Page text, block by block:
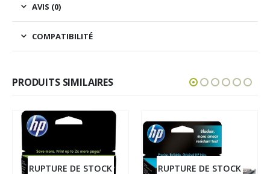
AVIS (0)
COMPATIBILITÉ
PRODUITS SIMILAIRES
RUPTURE DE STOCK RUPTURE DE STOCK